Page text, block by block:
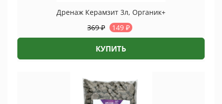
Дренаж Керамзит 3л, Органик+
369₽ 149 ₽
КУПИТЬ